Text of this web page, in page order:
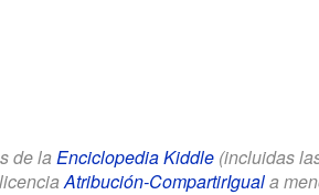
de la Enciclopedia Kiddle(incluidas
Atribución-CompartirIguala